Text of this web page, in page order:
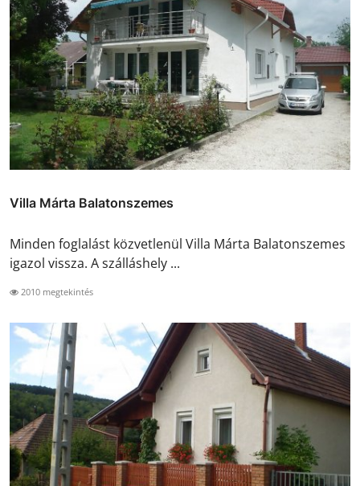
Villa Márta Balatonszemes
Minden foglalást közvetlenül Villa Márta Balatonszemes
igazol vissza. A szálláshely ...
2010 megtekintés